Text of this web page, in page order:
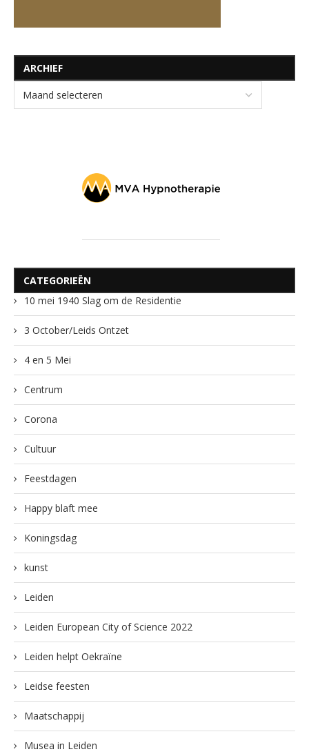
ARCHIEF
CATEGORIEËN
10 mei 1940 Slag om de Residentie
3 October/Leids Ontzet
4 en 5 Mei
Centrum
Corona
Cultuur
Feestdagen
Happy blaft mee
Koningsdag
kunst
Leiden
Leiden European City of Science 2022
Leiden helpt Oekraïne
Leidse feesten
Maatschappij
Musea in Leiden